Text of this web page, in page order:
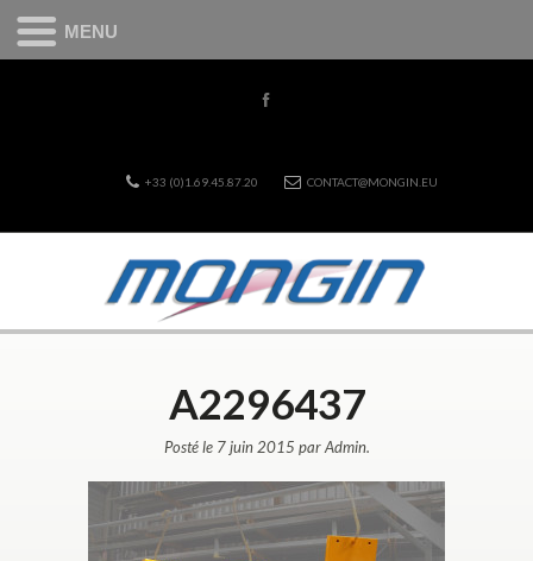
+33 (0)1.69.45.87.20 CONTACT@MONGIN.EU
A2296437
Posté le 7 juin 2015 par Admin.
MENU